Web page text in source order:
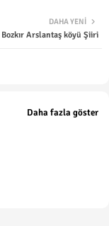
DAHA YENI
Bozkır Arslantaş köyü Şiiri
Daha fazla göster